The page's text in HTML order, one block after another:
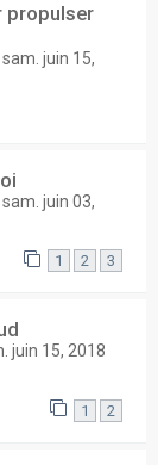
propulser
sam. juin 15,
sam. juin 03,
1 2 3
juin 15, 2018
1 2